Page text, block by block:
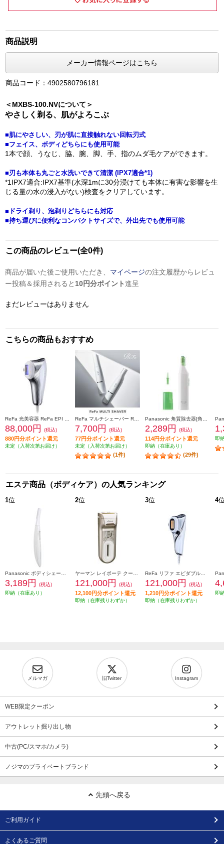
商品説明
メーカー情報ページはこちら
商品コード：4902580796181
＜MXBS-100.NVについて＞
やさしく剃る、肌がよろこぶ
■肌にやさしい、刃が肌に直接触れない回転刃式
■フェイス、ボディどちらにも使用可能
1本で顔、うなじ、脇、腕、脚、手、指のムダ毛ケアができます。
■刃も本体も丸ごと水洗いできて清潔 (IPX7適合*1)
*1IPX7適合:IPX7基準(水深1mに30分浸けても本体に有害な影響を生
じる量の水の浸入がない)検査をクリアしています。
■ドライ剃り、泡剃りどちらにも対応
■持ち運びに便利なコンパクトサイズで、外出先でも使用可能
この商品のレビュー(全0件)
商品が届いた後ご使用いただき、 マイページの注文履歴からレビュ
ー投稿＆採用されると 10円分ポイント進呈
まだレビューはありません
こちらの商品もおすすめ
88,000円 (税込)
880円分ポイント還元
未定（入荷次第お届け）
7,700円 (税込)
77円分ポイント還元
未定（入荷次第お届け）
(1件)
2,289円 (税込)
114円分ポイント還元
即納（在庫あり）
(29件)
即
エステ商品（ボディケア）の人気ランキング
1位
3,189円
(税込)
即納（在庫あり）
2位
121,000円 (税込)
12,100円分ポイント還元
即納（在庫残りわずか）
3位
121,000円 (税込)
1,210円分ポイント還元
即納（在庫残りわずか）
4
即
メルマガ 旧Twitter Instagram
WEB限定クーポン
アウトレット掘り出し物
中古(PC/スマホ/カメラ)
ノジマのプライベートブランド
先頭へ戻る
ご利用ガイド
よくあるご質問